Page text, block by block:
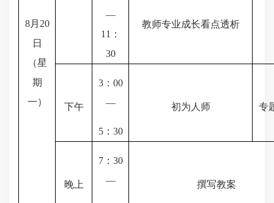
8月 20
日
（星
期
一）
—
11 ：
30
教师专业成长看点透析
下午
3： 00
—
5： 30
初为人师 专
晚上
7： 30
—
撰写教案